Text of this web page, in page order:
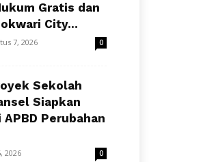
Gratis dan
City...
7, 2026 0
Sekolah
Siapkan
Perubahan
2026 0